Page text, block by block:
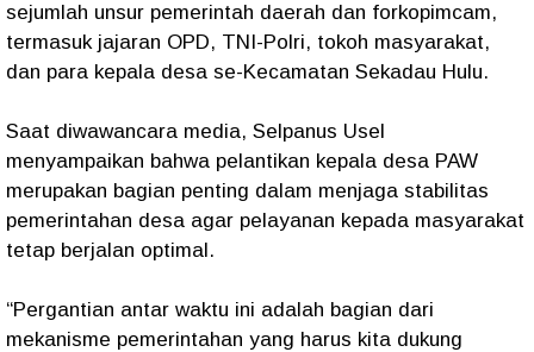
sejumlah unsur pemerintah daerah dan forkopimcam,
termasuk jajaran OPD, TNI-Polri, tokoh masyarakat,
dan para kepala desa se-Kecamatan Sekadau Hulu.
Saat diwawancara media, Selpanus Usel
menyampaikan bahwa pelantikan kepala desa PAW
merupakan bagian penting dalam menjaga stabilitas
pemerintahan desa agar pelayanan kepada masyarakat
tetap berjalan optimal.
“Pergantian antar waktu ini adalah bagian dari
mekanisme pemerintahan yang harus kita dukung